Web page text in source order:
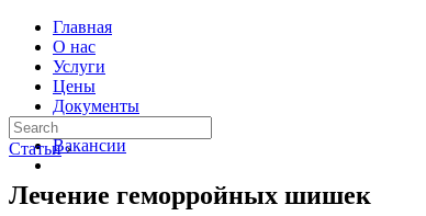
Главная
О нас
Услуги
Цены
Документы
Контакты
Вакансии
Статьи ›
Лечение геморройных шишек